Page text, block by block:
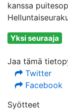
kanssa
Yksi seuraaja
Jaa tämä
Twitter
Facebook
Syötteet